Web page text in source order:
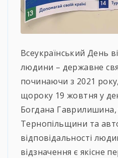
Всеукраїнський День
людини – державне
починаючи з 2021
щороку 19 жовтня у
Богдана
Тернопільщини та
відповідальності
відзначення є якісне